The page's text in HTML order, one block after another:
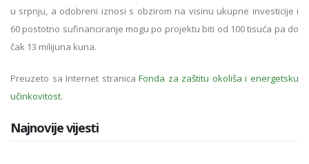
u srpnju, a odobreni iznosi s obzirom na visinu ukupne investicije i
60 postotno sufinanciranje mogu po projektu biti od 100 tisuća pa do
čak 13 milijuna kuna.
Preuzeto sa Internet stranicaFonda za zaštitu okoliša i energetsku
učinkovitost.
Najnovije vijesti